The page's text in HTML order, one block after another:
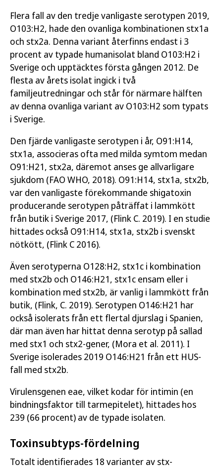
Flera fall av den tredje vanligaste serotypen 2019,
O103:H2, hade den ovanliga kombinationen stx1a
och stx2a. Denna variant återfinns endast i 3
procent av typade humanisolat bland O103:H2 i
Sverige och upptäcktes första gången 2012. De
flesta av årets isolat ingick i två
familjeutredningar och står för närmare hälften
av denna ovanliga variant av O103:H2 som typats
i Sverige.
Den fjärde vanligaste serotypen i år, O91:H14,
stx1a, associeras ofta med milda symtom medan
O91:H21, stx2a, däremot anses ge allvarligare
sjukdom (FAO WHO, 2018). O91:H14, stx1a, stx2b,
var den vanligaste förekommande shigatoxin
producerande serotypen påträffat i lammkött
från butik i Sverige 2017, (Flink C. 2019). I en studie
hittades också O91:H14, stx1a, stx2b i svenskt
nötkött, (Flink C 2016).
Även serotyperna O128:H2, stx1c i kombination
med stx2b och O146:H21, stx1c ensam eller i
kombination med stx2b, är vanlig i lammkött från
butik, (Flink, C. 2019). Serotypen O146:H21 har
också isolerats från ett flertal djurslag i Spanien,
där man även har hittat denna serotyp på sallad
med stx1 och stx2-gener, (Mora et al. 2011). I
Sverige isolerades 2019 O146:H21 från ett HUS-
fall med stx2b.
Virulensgenen eae, vilket kodar för intimin (en
bindningsfaktor till tarmepitelet), hittades hos
239 (66 procent) av de typade isolaten.
Toxinsubtyps-fördelning
Totalt identifierades 18 varianter av stx-